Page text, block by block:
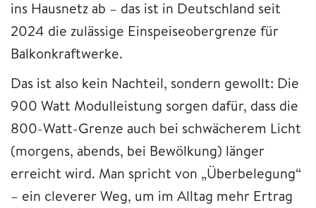
ins Hausnetz ab – das ist in Deutschland seit
2024 die zulässige Einspeiseobergrenze für
Balkonkraftwerke.
Das ist also kein Nachteil, sondern gewollt: Die
900 Watt Modulleistung sorgen dafür, dass die
800-Watt-Grenze auch bei schwächerem Licht
(morgens, abends, bei Bewölkung) länger
erreicht wird. Man spricht von „Überbelegung“
– ein cleverer Weg, um im Alltag mehr Ertrag